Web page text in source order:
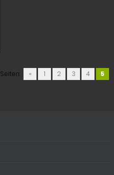
Seiten: « 1 2 3 4 5